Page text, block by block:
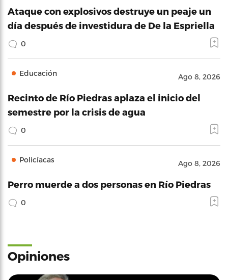
Ataque con explosivos destruye un peaje un
día después de investidura de De la Espriella
0
Educación Ago 8, 2026
Recinto de Río Piedras aplaza el inicio del
semestre por la crisis de agua
0
Policíacas Ago 8, 2026
Perro muerde a dos personas en Río Piedras
0
Opiniones